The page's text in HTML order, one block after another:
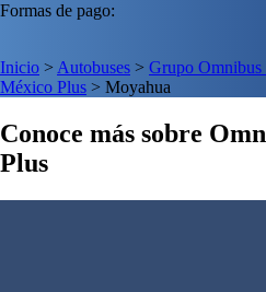
Formas de pago:
Inicio > Autobuses > Grupo
México Plus > Moyahua
Conoce más sobre
Plus